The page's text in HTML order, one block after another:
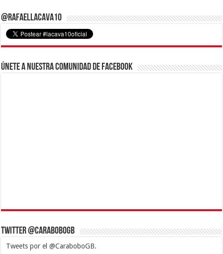
@RafaelLacava10
Únete a nuestra comunidad de Facebook
Twitter @CaraboboGB
Tweets por el @CaraboboGB.